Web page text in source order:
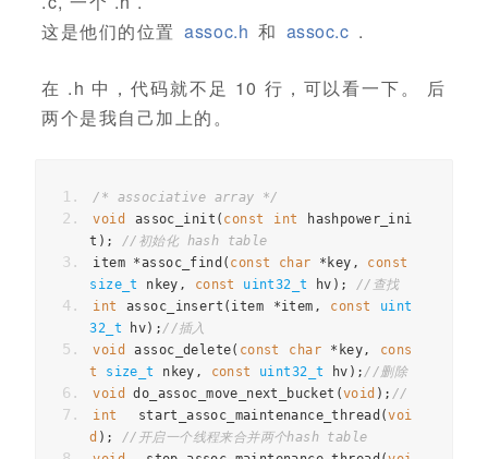
这是他们的位置 assoc.h 和 assoc.c .
在 .h 中，代码就不足 10 行，可以看一下。 后
两个是我自己加上的。
/* associative array */
void
assoc_init ( const int
hashpower_ini
t );
//初始化 hash table
item *assoc_find ( const char * key ,
const
size_t
nkey , const uint32_t hv );
//查找
int
assoc_insert ( item *item , const
uint
32_t hv); //插入
void
assoc_delete( const char * key,
cons
t
size_t nkey , const uint32_t hv ); //删除
void
do_assoc_move_next_bucket (void ); //
int
start_assoc_maintenance_thread (voi
d );
//开启一个线程来合并两个hash table